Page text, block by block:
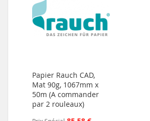
Papier Rauch CAD,
Mat 90g, 1067mm x
50m (A commander
par 2 rouleaux)